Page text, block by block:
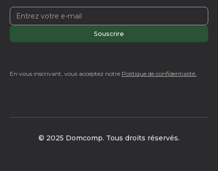
En vous inscrivant, vous acceptez notre Politique de confidentialité.
© 2025 Domcomp. Tous droits réservés.